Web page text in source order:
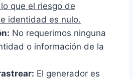
que el riesgo de
identidad es nulo.
No requerimos ninguna
o información de la
El generador es